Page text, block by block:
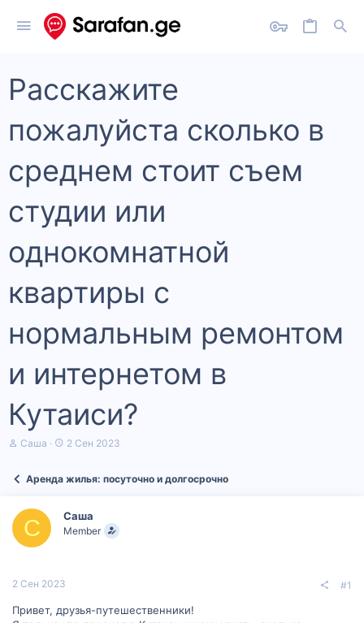
Расскажите
пожалуйста сколько в
среднем стоит съем
студии или
однокомнатной
квартиры с
нормальным ремонтом
и интернетом в
Кутаиси?
А
т
м
ы
Саша
Д
а
ч
а
2 Сен 2023
Аренда жилья: посуточно и долгосрочно
С Саша
Member
2 Сен 2023 #1
Привет, друзья-путешественники!